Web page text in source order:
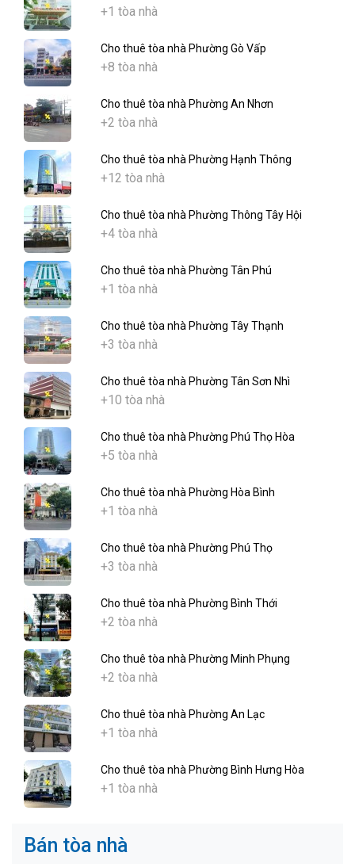
+1 tòa nhà
Cho thuê tòa nhà Phường Gò Vấp
+8 tòa nhà
Cho thuê tòa nhà Phường An Nhơn
+2 tòa nhà
Cho thuê tòa nhà Phường Hạnh Thông
+12 tòa nhà
Cho thuê tòa nhà Phường Thông Tây Hội
+4 tòa nhà
Cho thuê tòa nhà Phường Tân Phú
+1 tòa nhà
Cho thuê tòa nhà Phường Tây Thạnh
+3 tòa nhà
Cho thuê tòa nhà Phường Tân Sơn Nhì
+10 tòa nhà
Cho thuê tòa nhà Phường Phú Thọ Hòa
+5 tòa nhà
Cho thuê tòa nhà Phường Hòa Bình
+1 tòa nhà
Cho thuê tòa nhà Phường Phú Thọ
+3 tòa nhà
Cho thuê tòa nhà Phường Bình Thới
+2 tòa nhà
Cho thuê tòa nhà Phường Minh Phụng
+2 tòa nhà
Cho thuê tòa nhà Phường An Lạc
+1 tòa nhà
Cho thuê tòa nhà Phường Bình Hưng Hòa
+1 tòa nhà
Bán tòa nhà